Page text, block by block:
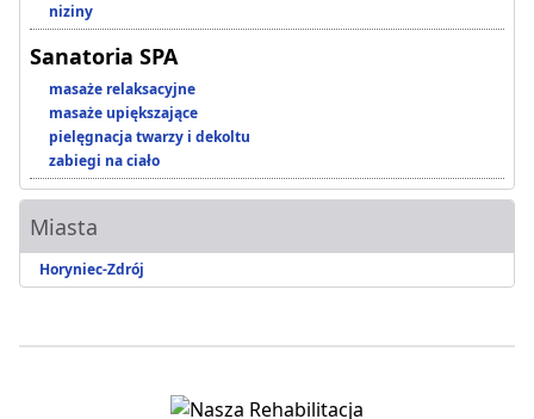
niziny
Sanatoria SPA
masaże relaksacyjne
masaże upiększające
pielęgnacja twarzy i dekoltu
zabiegi na ciało
Miasta
Horyniec-Zdrój